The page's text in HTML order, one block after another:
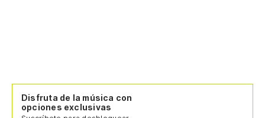
Disfruta de la música con
opciones exclusivas